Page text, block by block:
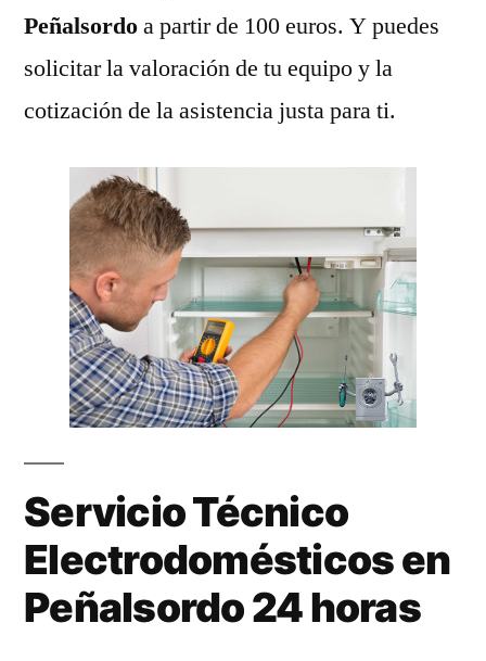
Peñalsordoa partir de 100 euros. Y puedes
solicitar la valoración de tu equipo y la
cotización de la asistencia justa para ti.
Servicio Técnico
Electrodomésticos en
Peñalsordo 24 horas